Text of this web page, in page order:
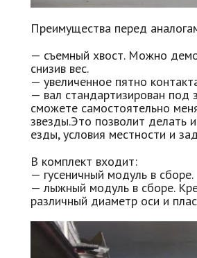
Преимущества перед
— съемный хвост. Можно
снизив вес.
— увеличенное пятно
— вал стандартизирован
сможете самостоятельно
звезды.Это позволит делать
езды, условия местности и
В комплект входит:
— гусеничный модуль в сборе.
— лыжный модуль в сборе.
различный диаметр оси и